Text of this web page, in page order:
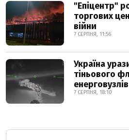
"Епіцентр"
торгових
війни
7 СЕРПНЯ, 11:56
Україна
тіньового
енерговузлів
7 СЕРПНЯ, 18:10